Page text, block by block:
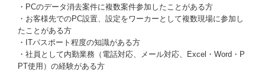
・PCのデータ消去案件に複数案件参加したことがある方
・お客様先でのPC設置、設定をワーカーとして複数現場に参加し
たことがある方
・ITパスポート程度の知識がある方
・社員として内勤業務（電話対応、メール対応、Excel・Word・P
PT使用）の経験がある方